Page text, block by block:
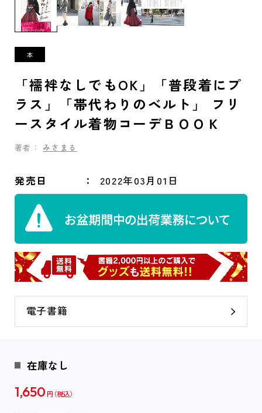
「襦袢なしでもOK」「普段着にプ
ラス」「帯代わりのベルト」 フリ
ースタイル着物コーデＢＯＯＫ
著者： みさまる
発売日 2022年03月01日
電子書籍
在庫なし
1,650 円